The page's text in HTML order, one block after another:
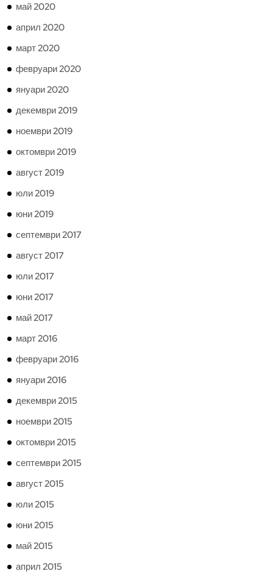
май 2020
април 2020
март 2020
февруари 2020
януари 2020
декември 2019
ноември 2019
октомври 2019
август 2019
юли 2019
юни 2019
септември 2017
август 2017
юли 2017
юни 2017
май 2017
март 2016
февруари 2016
януари 2016
декември 2015
ноември 2015
октомври 2015
септември 2015
август 2015
юли 2015
юни 2015
май 2015
април 2015